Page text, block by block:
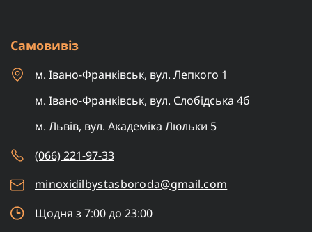
Самовивіз
м. Івано-Франківськ, вул. Лепкого 1
м. Івано-Франківськ, вул. Слобідська 4б
м. Львів, вул. Академіка Люльки 5
(066) 221-97-33
minoxidilbystasboroda@gmail.com
Щодня з 7:00 до 23:00